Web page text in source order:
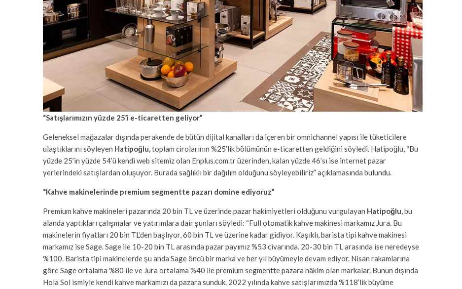
“Satışlarımızın yüzde 25’i e-ticaretten geliyor”
Geleneksel mağazalar dışında perakende de bütün dijital kanalları da içeren bir omnichannel yapısı ile tüketicilere
ulaştıklarını söyleyen Hatipoğlu,toplam cirolarının %25’lik bölümünün e-ticaretten geldiğini söyledi. Hatipoğlu, “Bu
yüzde 25’in yüzde 54’ü kendi web sitemiz olan Enplus.com.tr üzerinden, kalan yüzde 46’sı ise internet pazar
yerlerindeki satışlardan oluşuyor. Burada sağlıklı bir dağılım olduğunu söyleyebiliriz” açıklamasında bulundu.
“Kahve makinelerinde premium segmentte pazarı domine ediyoruz”
Premium kahve makineleri pazarında 20 bin TL ve üzerinde pazar hakimiyetleri olduğunu vurgulayan Hatipoğlu, bu
alanda yaptıkları çalışmalar ve yatırımlara dair şunları söyledi: “Full otomatik kahve makinesi markamız Jura. Bu
makinelerin fiyatları 20 bin TL’den başlıyor, 60 bin TL ve üzerine kadar gidiyor. Kaşıklı, barista tipi kahve makinesi
markamız ise Sage. Sage ile 10-20 bin TL arasında pazar payımız %53 civarında. 20-30 bin TL arasında ise neredeyse
%100. Barista tipi makinelerde şu anda Sage öncü bir marka ve her yıl büyümeyle devam ediyor. Nisan rakamlarına
göre Sage ortalama %80 ile ve Jura ortalama %40 ile premium segmentte pazara hâkim olan markalar. Bunun dışında
Hola Sol ismiyle kendi kahve markamızı da pazara sunduk. 2022 yılında kahve satışlarımızda %118’lik büyüme